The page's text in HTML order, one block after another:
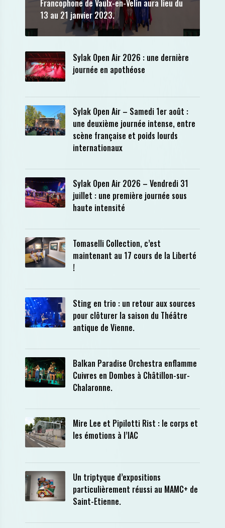
Francophone de Vaulx-en-Velin aura lieu du
13 au 21 janvier 2023.
Sylak Open Air 2026 : une dernière
journée en apothéose
Sylak Open Air – Samedi 1er août :
une deuxième journée intense, entre
scène française et poids lourds
internationaux
Sylak Open Air 2026 – Vendredi 31
juillet : une première journée sous
haute intensité
Tomaselli Collection, c’est
maintenant au 17 cours de la Liberté
!
Sting en trio : un retour aux sources
pour clôturer la saison du Théâtre
antique de Vienne.
Balkan Paradise Orchestra enflamme
Cuivres en Dombes à Châtillon-sur-
Chalaronne.
Mire Lee et Pipilotti Rist : le corps et
les émotions à l’IAC
Un triptyque d’expositions
particulièrement réussi au MAMC+ de
Saint-Etienne.